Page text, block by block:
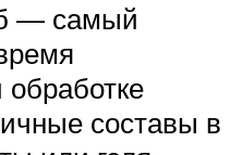
— самый
составы в